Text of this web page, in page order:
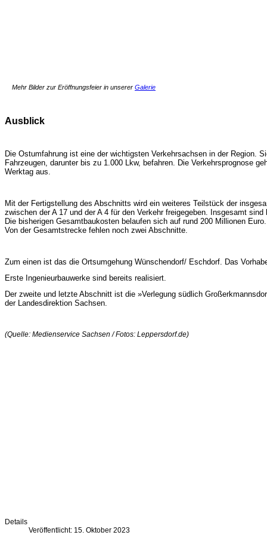
Mehr Bilder zur Eröffnungsfeier in unserer Galerie
Ausblick
Die Ostumfahrung ist eine der wichtigsten Verkehrsachsen in der Region.
Fahrzeugen, darunter bis zu 1.000 Lkw, befahren. Die Verkehrsprognose
Werktag aus.
Mit der Fertigstellung des Abschnitts wird ein weiteres Teilstück der
zwischen der A 17 und der A 4 für den Verkehr freigegeben. Insgesamt
Die bisherigen Gesamtbaukosten belaufen sich auf rund 200 Millionen Euro.
Von der Gesamtstrecke fehlen noch zwei Abschnitte.
Zum einen ist das die Ortsumgehung Wünschendorf/ Eschdorf. Das
Erste Ingenieurbauwerke sind bereits realisiert.
Der zweite und letzte Abschnitt ist die »Verlegung südlich
der Landesdirektion Sachsen.
(Quelle: Medienservice Sachsen / Fotos: Leppersdorf.de)
Details
Veröffentlicht: 15. Oktober 2023